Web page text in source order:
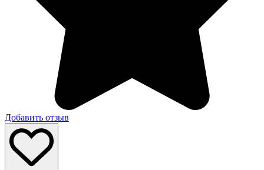
Добавить отзыв